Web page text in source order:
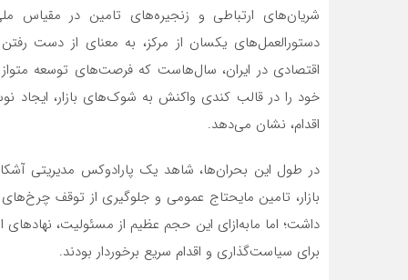
شریان‌های ارتباطی و زنجیره‌های تامین در مقیاس
دستورالعمل‌های یکسان از مرکز، به معنای از دست
اقتصادی در ایران، سال‌هاست که فرصت‌های توسعه
خود را در قالب کندی واکنش به شوک‌های بازار، ایجاد
اقدام، نشان می‌دهد.
در طول این بحران‌ها، شاهد یک پارادوکس مدیریتی
بازار، تامین مایحتاج عمومی و جلوگیری از توقف
داشت؛ اما مابه‌ازای این حجم عظیم از مسئولیت،
برای سیاست‌گذاری و اقدام سریع برخوردار بودند.